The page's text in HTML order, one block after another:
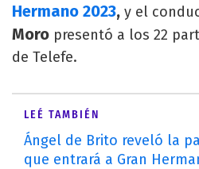
Hermano 2023, y el
Moro presentó a los 22
de Telefe.
LEÉ TAMBIÉN
Ángel de Brito reveló la
que entrará a Gran